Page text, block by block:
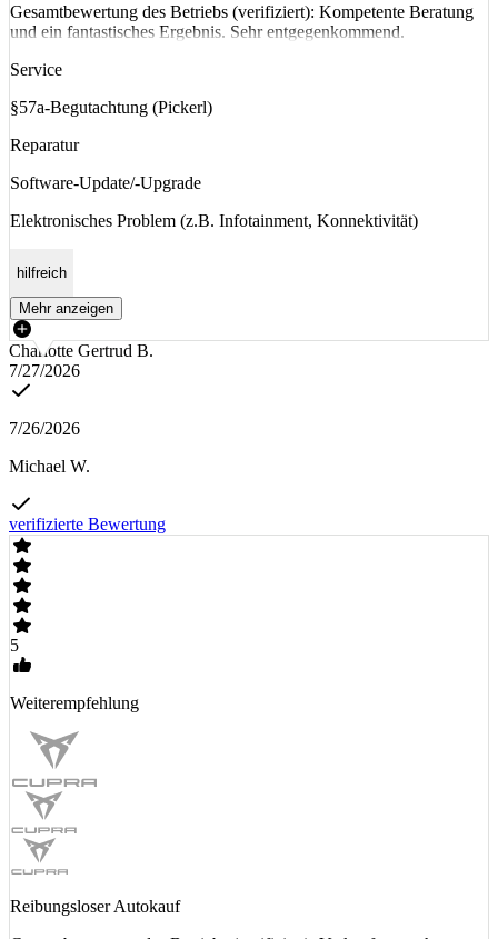
Gesamtbewertung des Betriebs (verifiziert): Kompetente Beratung
und ein fantastisches Ergebnis. Sehr entgegenkommend.
Service
§57a-Begutachtung (Pickerl)
Reparatur
Software-Update/-Upgrade
Elektronisches Problem (z.B. Infotainment, Konnektivität)
hilfreich
Mehr anzeigen
Charlotte Gertrud B.
7/27/2026
7/26/2026
Michael W.
verifizierte Bewertung
5
Weiterempfehlung
Reibungsloser Autokauf